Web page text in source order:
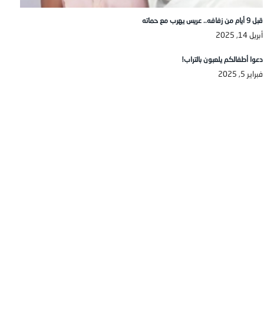
قبل 9 أيام من زفافه.. عريس يهرب مع حماته
أبريل 14, 2025
دعوا أطفالكم يلعبون بالتراب!
فبراير 5, 2025